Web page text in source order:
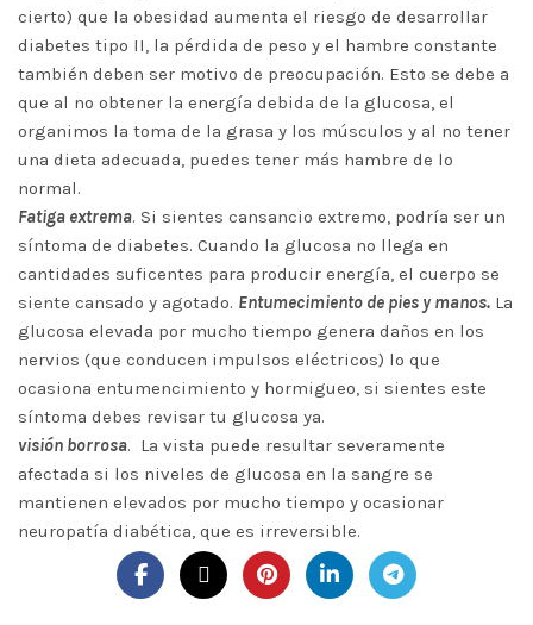
cierto) que la obesidad aumenta el riesgo de desarrollar
diabetes tipo II, la pérdida de peso y el hambre constante
también deben ser motivo de preocupación. Esto se debe a
que al no obtener la energía debida de la glucosa, el
organimos la toma de la grasa y los músculos y al no tener
una dieta adecuada, puedes tener más hambre de lo
normal.
Fatiga extrema. Si sientes cansancio extremo, podría ser un
síntoma de diabetes. Cuando la glucosa no llega en
cantidades suficentes para producir energía, el cuerpo se
siente cansado y agotado. Entumecimiento de pies y manos. La
glucosa elevada por mucho tiempo genera daños en los
nervios (que conducen impulsos eléctricos) lo que
ocasiona entumencimiento y hormigueo, si sientes este
síntoma debes revisar tu glucosa ya.
visión borrosa. La vista puede resultar severamente
afectada si los niveles de glucosa en la sangre se
mantienen elevados por mucho tiempo y ocasionar
neuropatía diabética, que es irreversible.